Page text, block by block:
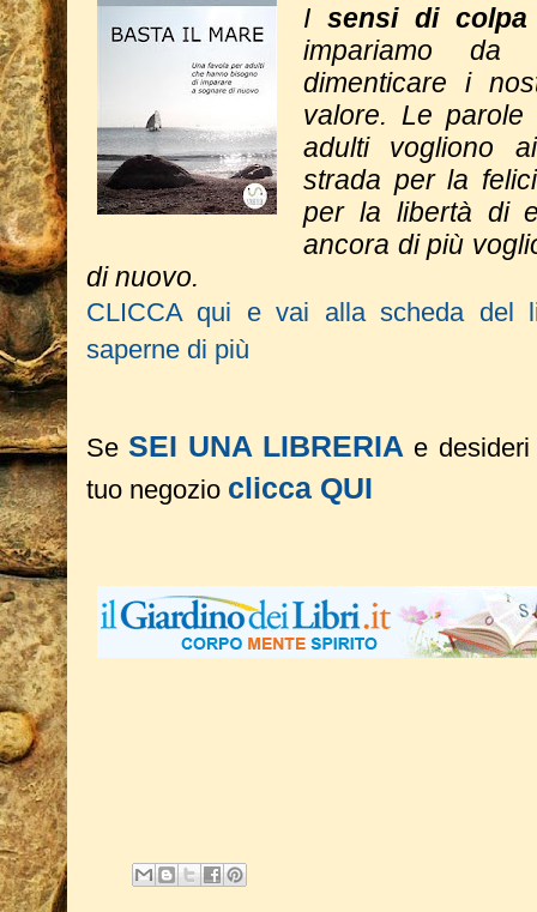
I sensi di colpa
impariamo da
dimenticare i
valore. Le
adulti vogliono
strada per la
per la libertà di
ancora di più
di nuovo.
CLICCA qui e vai alla scheda del
saperne di più
SeSEI UNA LIBRERIA e
tuo negozio clicca QUI